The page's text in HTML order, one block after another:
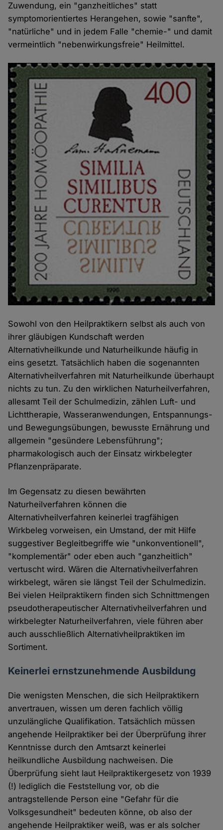
Zuwendung, ein "ganzheitliches" statt
symptomorientiertes Herangehen, sowie "sanfte",
"natürliche" und in jedem Falle "chemie-" und damit
vermeintlich "nebenwirkungsfreie" Heilmittel.
Sowohl von den Heilpraktikern selbst als auch von
ihrer gläubigen Kundschaft werden
Alternativheilkunde und Naturheilkunde häufig in
eins gesetzt. Tatsächlich haben die sogenannten
Alternativheilverfahren mit Naturheilkunde überhaupt
nichts zu tun. Zu den wirklichen Naturheilverfahren,
allesamt Teil der Schulmedizin, zählen Luft- und
Lichttherapie, Wasseranwendungen, Entspannungs-
und Bewegungsübungen, bewusste Ernährung und
allgemein "gesündere Lebensführung";
pharmakologisch auch der Einsatz wirkbelegter
Pflanzenpräparate.
Im Gegensatz zu diesen bewährten
Naturheilverfahren können die
Alternativheilverfahren keinerlei tragfähigen
Wirkbeleg vorweisen, ein Umstand, der mit Hilfe
suggestiver Begleitbegriffe wie "unkonventionell",
"komplementär" oder eben auch "ganzheitlich"
vertuscht wird. Wären die Alternativheilverfahren
wirkbelegt, wären sie längst Teil der Schulmedizin.
Bei vielen Heilpraktikern finden sich Schnittmengen
pseudotherapeutischer Alternativheilverfahren und
wirkbelegter Naturheilverfahren, viele führen aber
auch ausschließlich Alternativheilpraktiken im
Sortiment.
Keinerlei ernstzunehmende Ausbildung
Die wenigsten Menschen, die sich Heilpraktikern
anvertrauen, wissen um deren fachlich völlig
unzulängliche Qualifikation. Tatsächlich müssen
angehende Heilpraktiker bei der Überprüfung ihrer
Kenntnisse durch den Amtsarzt keinerlei
heilkundliche Ausbildung nachweisen. Die
Überprüfung sieht laut Heilpraktikergesetz von 1939
(!) lediglich die Feststellung vor, ob die
antragstellende Person eine "Gefahr für die
Volksgesundheit" bedeuten könne, ob also der
angehende Heilpraktiker weiß, was er als solcher